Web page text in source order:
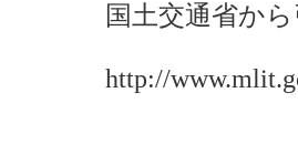
国土交通省から
http://